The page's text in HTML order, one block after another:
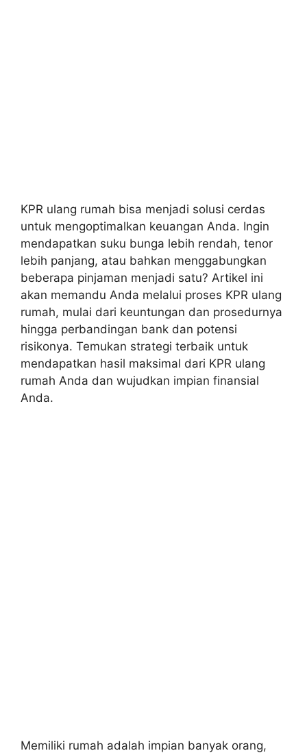
KPR ulang rumah bisa menjadi solusi cerdas
untuk mengoptimalkan keuangan Anda. Ingin
mendapatkan suku bunga lebih rendah, tenor
lebih panjang, atau bahkan menggabungkan
beberapa pinjaman menjadi satu? Artikel ini
akan memandu Anda melalui proses KPR ulang
rumah, mulai dari keuntungan dan prosedurnya
hingga perbandingan bank dan potensi
risikonya. Temukan strategi terbaik untuk
mendapatkan hasil maksimal dari KPR ulang
rumah Anda dan wujudkan impian finansial
Anda.
Memiliki rumah adalah impian banyak orang,